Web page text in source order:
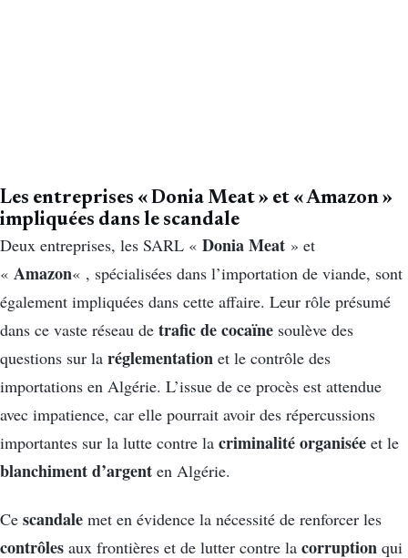
Les entreprises « Donia Meat » et « Amazon »
impliquées dans le scandale
Deux entreprises, les SARL « Donia Meat » et
« Amazon« , spécialisées dans l’importation de viande, sont
également impliquées dans cette affaire. Leur rôle présumé
dans ce vaste réseau de trafic de cocaïne soulève des
questions sur la réglementation et le contrôle des
importations en Algérie. L’issue de ce procès est attendue
avec impatience, car elle pourrait avoir des répercussions
importantes sur la lutte contre la criminalité organisée et le
blanchiment d’argent en Algérie.
Ce scandale met en évidence la nécessité de renforcer les
contrôles aux frontières et de lutter contre la corruption qui